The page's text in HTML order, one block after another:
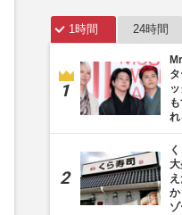
1時間 24時間
か